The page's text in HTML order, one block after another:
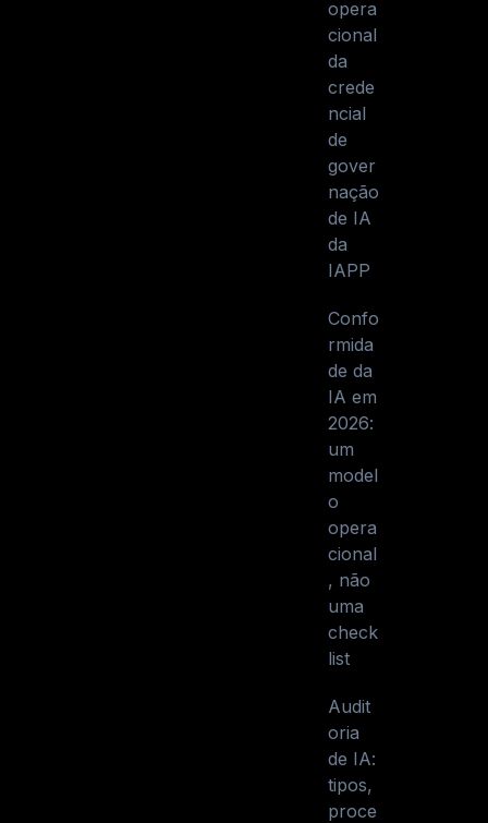
opera
cional
da
crede
ncial
de
gover
nação
de IA
da
IAPP
Confo
rmida
de da
IA em
2026:
um
model
o
opera
cional
, não
uma
check
list
Audit
oria
de IA:
tipos,
proce